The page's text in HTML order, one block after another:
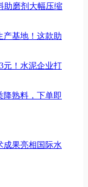
助磨剂大幅压缩
产基地！这款助
元！水泥企业打
降熟料，下单即
成果亮相国际水